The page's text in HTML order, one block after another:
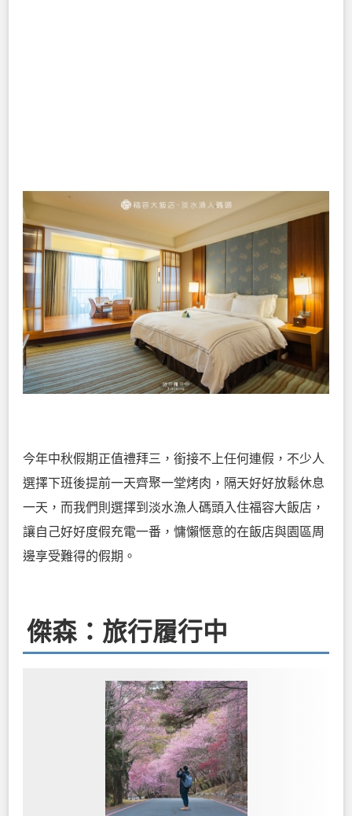
今年中秋假期正值禮拜三，銜接不上任何連假，不少人
選擇下班後提前一天齊聚一堂烤肉，隔天好好放鬆休息
一天，而我們則選擇到淡水漁人碼頭入住福容大飯店，
讓自己好好度假充電一番，慵懶愜意的在飯店與園區周
邊享受難得的假期。
傑森：旅行履行中